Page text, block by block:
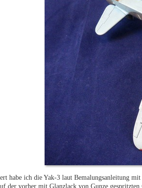
habe ich die Yak-3 laut Bemalungsanleitung
der vorher mit Glanzlack von Gunze